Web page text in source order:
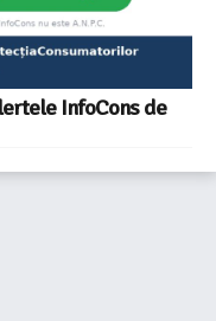
InfoCons de